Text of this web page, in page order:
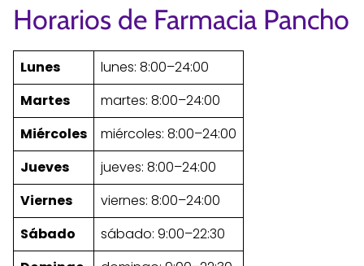
Horarios de Farmacia Pancho
Lunes
lunes: 8:00–24:00
Martes
martes: 8:00–24:00
Miércoles
miércoles: 8:00–24:00
Jueves
jueves: 8:00–24:00
Viernes
viernes: 8:00–24:00
Sábado
sábado: 9:00–22:30